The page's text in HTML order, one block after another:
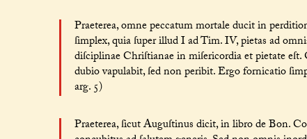
Praeterea, omne peccatum mortale ducit in
ſimplex, quia ſuper illud I ad Tim. IV, pietas ad
diſciplinae Chriſtianae in miſericordia et pietate
dubio vapulabit, ſed non peribit. Ergo fornicatio
arg. 5)
Praeterea, ſicut Auguſtinus dicit, in libro de Bon.